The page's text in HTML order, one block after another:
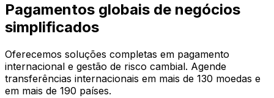
Pagamentos globais de negócios
simplificados
Oferecemos soluções completas em pagamento
internacional e gestão de risco cambial. Agende
transferências internacionais em mais de 130 moedas e
em mais de 190 países.